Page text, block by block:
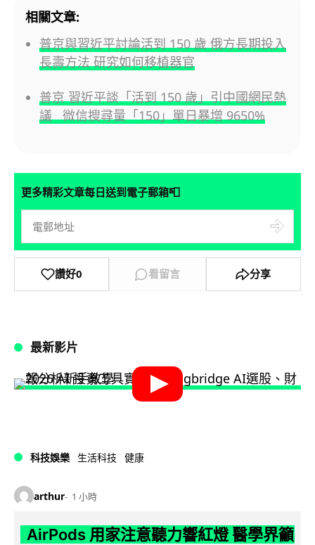
相關文章:
普京與習近平討論活到 150 歲 俄方長期投入
長壽方法 研究如何移植器官
普京 習近平談「活到 150 歲」引中國網民熱
議 微信搜尋量「150」單日暴增 9650%
更多精彩文章每日送到電子郵箱📮
讚好0 看留言 分享
最新影片
科技娛樂 生活科技 健康
arthur 1 小時
AirPods 用家注意聽力響紅燈 醫學界籲